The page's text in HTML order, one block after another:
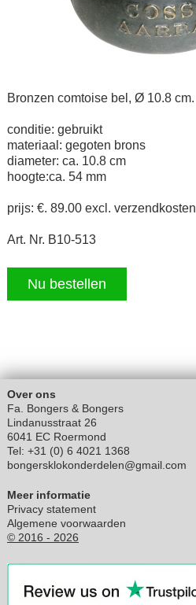
Bronzen comtoise bel, Ø 10.8 cm.
conditie: gebruikt
materiaal: gegoten brons
diameter: ca. 10.8 cm
hoogte:ca. 54 mm
prijs: €. 89.00 excl. verzendkosten
Art. Nr. B10-513
Nu bestellen
Over ons
Fa. Bongers & Bongers
Lindanusstraat 26
6041 EC Roermond
Tel: +31 (0) 6 4021 1368
bongersklokonderdelen@gmail.com
Meer informatie
Privacy statement
Algemene voorwaarden
© 2016 - 2026